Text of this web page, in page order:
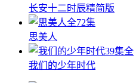
长安十二时辰精简版
全72集
思美人
39集全
我们的少年时代